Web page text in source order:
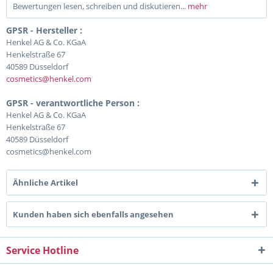
Bewertungen lesen, schreiben und diskutieren... mehr
GPSR - Hersteller :
Henkel AG & Co. KGaA
Henkelstraße 67
40589 Düsseldorf
cosmetics@henkel.com
GPSR - verantwortliche Person :
Henkel AG & Co. KGaA
Henkelstraße 67
40589 Düsseldorf
cosmetics@henkel.com
Ähnliche Artikel
Kunden haben sich ebenfalls angesehen
Service Hotline